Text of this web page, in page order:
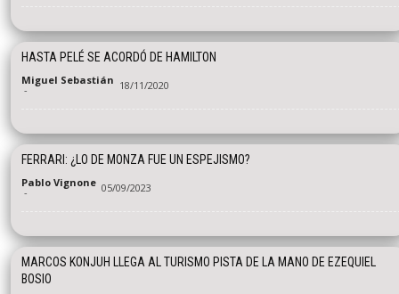
HASTA PELÉ SE ACORDÓ DE HAMILTON
Miguel Sebastián
- 18/11/2020
FERRARI: ¿LO DE MONZA FUE UN ESPEJISMO?
Pablo Vignone
- 05/09/2023
MARCOS KONJUH LLEGA AL TURISMO PISTA DE LA MANO DE EZEQUIEL
BOSIO